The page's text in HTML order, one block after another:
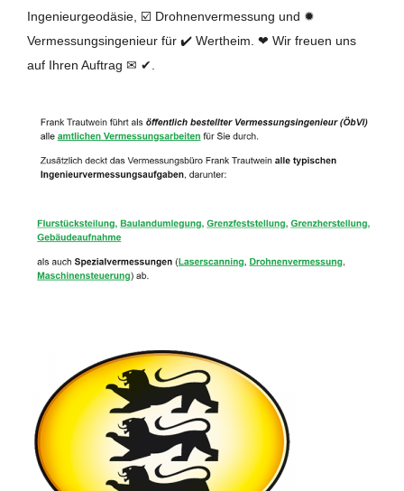
Ingenieurgeodäsie, ☑️ Drohnenvermessung und ✹
Vermessungsingenieur für ✔️ Wertheim. ❤ Wir freuen uns
auf Ihren Auftrag ✉ ✔.